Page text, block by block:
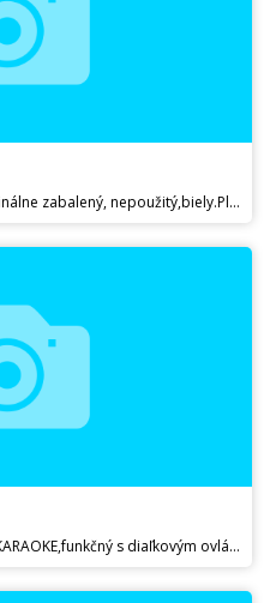
Predám soundBar LG QP5W,originálne zabalený, nepoužitý,biely.Plna zaruka.
Predám kazetový prehrávač JVC KARAOKE,funkčný s diaľkovým ovládačom.